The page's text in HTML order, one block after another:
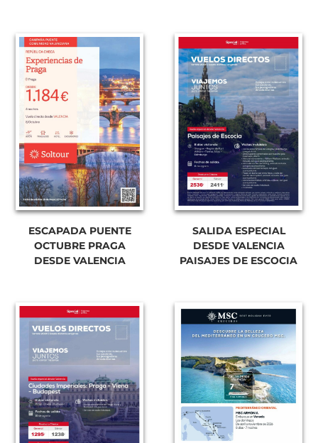
ESCAPADA PUENTE
OCTUBRE PRAGA
DESDE VALENCIA
SALIDA ESPECIAL
DESDE VALENCIA
PAISAJES DE ESCOCIA